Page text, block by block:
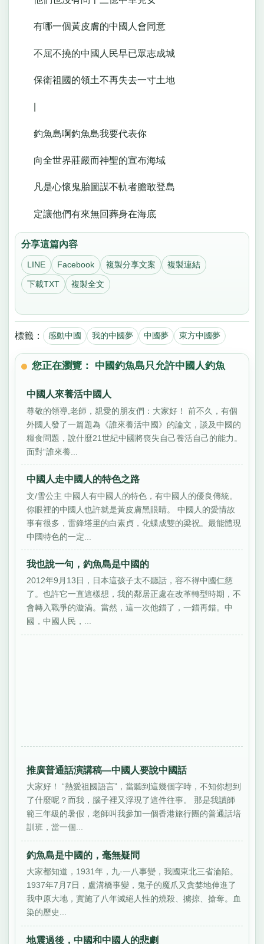
有哪一個黃皮膚的中國人會同意
不屈不撓的中國人民早已眾志成城
保衛祖國的領土不再失去一寸土地
釣魚島啊釣魚島我要代表你
向全世界莊嚴而神聖的宣布海域
凡是心懷鬼胎圖謀不軌者膽敢登島
定讓他們有來無回葬身在海底
分享這篇內容
LINE Facebook 複製分享文案 複製連結
下載TXT 複製全文
標籤： 感動中國 我的中國夢 中國夢 東方中國夢
您正在瀏覽： 中國釣魚島只允許中國人釣魚
中國人來養活中國人
尊敬的領導,老師，親愛的朋友們：大家好！ 前不久，有個
外國人發了一篇題為《誰來養活中國》的論文，談及中國的
糧食問題，說什麼21世紀中國將喪失自己養活自己的能力。
面對“誰來養...
中國人走中國人的特色之路
文/雪公主 中國人有中國人的特色，有中國人的優良傳統。
你眼裡的中國人也許就是黃皮膚黑眼睛。 中國人的愛情故
事有很多，雷鋒塔里的白素貞，化蝶成雙的梁祝。最能體現
中國特色的一定...
我也說一句，釣魚島是中國的
2012年9月13日，日本這孩子太不聽話，容不得中國仁慈
了。也許它一直這樣想，我的鄰居正處在改革轉型時期，不
會轉入戰爭的漩渦。當然，這一次他錯了，一錯再錯。中
國，中國人民，...
推廣普通話演講稿—中國人要說中國話
大家好！ “熱愛祖國語言”，當聽到這幾個字時，不知你想到
了什麼呢？而我，腦子裡又浮現了這件往事。 那是我讀師
範三年級的暑假，老師叫我參加一個香港旅行團的普通話培
訓班，當一個...
釣魚島是中國的，毫無疑問
大家都知道，1931年，九·一八事變，我國東北三省淪陷。
1937年7月7日，盧溝橋事變，鬼子的魔爪又貪婪地伸進了
我中原大地，實施了八年滅絕人性的燒殺、擄掠、搶奪。血
染的歷史...
地震過後，中國和中國人的悲劇